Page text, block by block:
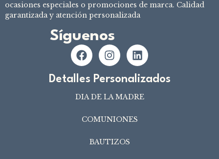
ocasiones especiales o promociones de marca. Calidad
garantizada y atención personalizada
Síguenos
Detalles Personalizados
DIA DE LA MADRE
COMUNIONES
BAUTIZOS